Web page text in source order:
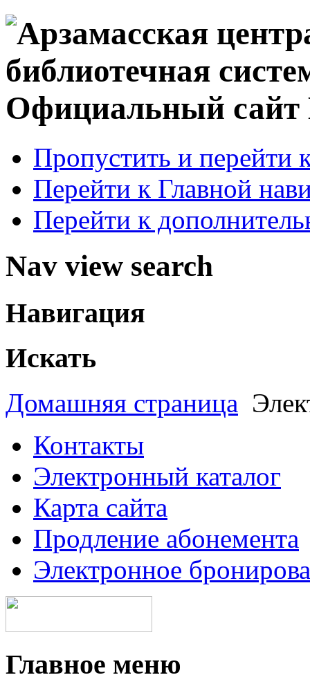
Официальный
Пропустить и перейти
Перейти к Главной
Перейти к
Nav view search
Навигация
Искать
Домашняя страница
Контакты
Электронный каталог
Карта сайта
Продление абонемента
Электронное
Главное меню